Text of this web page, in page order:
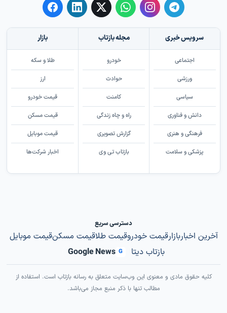
سرویس خبری
اجتماعی
ورزشی
سیاسی
دانش و فناوری
فرهنگی و هنری
پزشکی و سلامت
مجله بازتاب
خودرو
حوادث
کامنت
راه و چاه زندگی
گزارش تصویری
بازتاب تی وی
بازار
طلا و سکه
ارز
قیمت خودرو
قیمت مسکن
قیمت موبایل
اخبار شرکت‌ها
دسترسی سریع
آخرین اخباربازارقیمت خودروقیمت طلاقیمت مسکنقیمت موبایل
بازتاب دیتا
G
Google News
کلیه حقوق مادی و معنوی این وب‌سایت متعلق به رسانه بازتاب است. استفاده از
مطالب تنها با ذکر منبع مجاز می‌باشد.